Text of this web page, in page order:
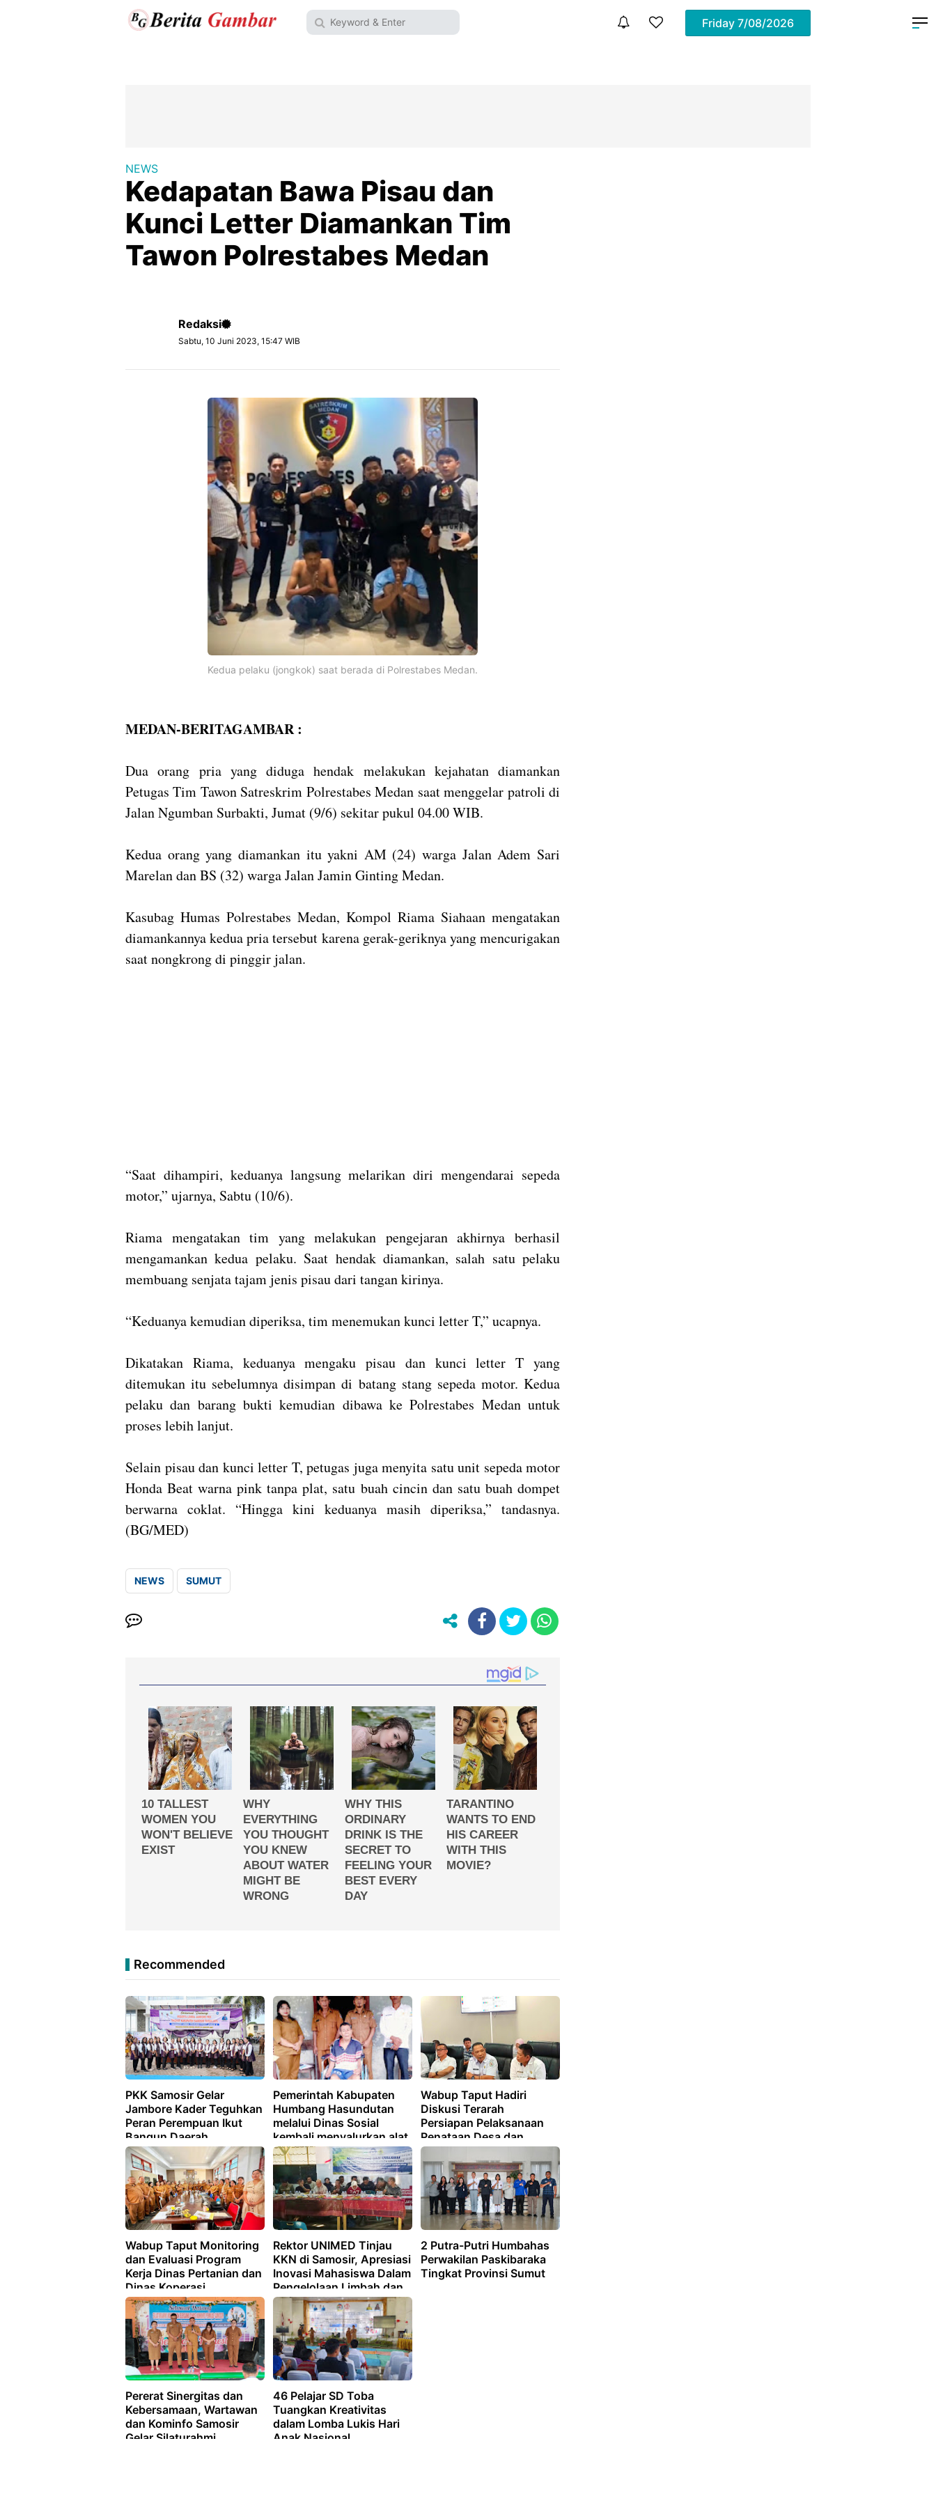
Friday 7/08/2026
NEWS
Kedapatan Bawa Pisau dan
Kunci Letter Diamankan Tim
Tawon Polrestabes Medan
Redaksi
Sabtu, 10 Juni 2023, 15:47 WIB
Kedua pelaku (jongkok) saat berada di Polrestabes Medan.
MEDAN-BERITAGAMBAR :
Dua orang pria yang diduga hendak melakukan kejahatan diamankan
Petugas Tim Tawon Satreskrim Polrestabes Medan saat menggelar patroli di
Jalan Ngumban Surbakti, Jumat (9/6) sekitar pukul 04.00 WIB.
Kedua orang yang diamankan itu yakni AM (24) warga Jalan Adem Sari
Marelan dan BS (32) warga Jalan Jamin Ginting Medan.
Kasubag Humas Polrestabes Medan, Kompol Riama Siahaan mengatakan
diamankannya kedua pria tersebut karena gerak-geriknya yang mencurigakan
saat nongkrong di pinggir jalan.
“Saat dihampiri, keduanya langsung melarikan diri mengendarai sepeda
motor,” ujarnya, Sabtu (10/6).
Riama mengatakan tim yang melakukan pengejaran akhirnya berhasil
mengamankan kedua pelaku. Saat hendak diamankan, salah satu pelaku
membuang senjata tajam jenis pisau dari tangan kirinya.
“Keduanya kemudian diperiksa, tim menemukan kunci letter T,” ucapnya.
Dikatakan Riama, keduanya mengaku pisau dan kunci letter T yang
ditemukan itu sebelumnya disimpan di batang stang sepeda motor. Kedua
pelaku dan barang bukti kemudian dibawa ke Polrestabes Medan untuk
proses lebih lanjut.
Selain pisau dan kunci letter T, petugas juga menyita satu unit sepeda motor
Honda Beat warna pink tanpa plat, satu buah cincin dan satu buah dompet
berwarna coklat. “Hingga kini keduanya masih diperiksa,” tandasnya.
(BG/MED)
NEWS SUMUT
Recommended
PKK Samosir Gelar
Jambore Kader Teguhkan
Peran Perempuan Ikut
Bangun Daerah
Pemerintah Kabupaten
Humbang Hasundutan
melalui Dinas Sosial
kembali menyalurkan alat
bantu bagi masyarakat
yang membutuhkan.
Wabup Taput Hadiri
Diskusi Terarah
Persiapan Pelaksanaan
Penataan Desa dan
Penegasan Batas Desa
Wabup Taput Monitoring
dan Evaluasi Program
Kerja Dinas Pertanian dan
Dinas Koperasi
Rektor UNIMED Tinjau
KKN di Samosir, Apresiasi
Inovasi Mahasiswa Dalam
Pengelolaan Limbah dan
Pertanian Ramah
Lingkungan
2 Putra-Putri Humbahas
Perwakilan Paskibaraka
Tingkat Provinsi Sumut
Pererat Sinergitas dan
Kebersamaan, Wartawan
dan Kominfo Samosir
Gelar Silaturahmi
46 Pelajar SD Toba
Tuangkan Kreativitas
dalam Lomba Lukis Hari
Anak Nasional